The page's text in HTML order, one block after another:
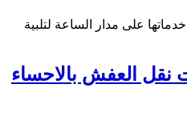
على مدار الساعة لتلبية
نقل العفش بالاحساء